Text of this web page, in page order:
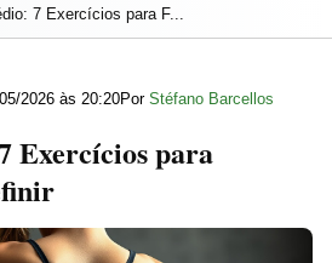
7 Exercícios para F...
2026 às 20:20Por Stéfano Barcellos
Exercícios para